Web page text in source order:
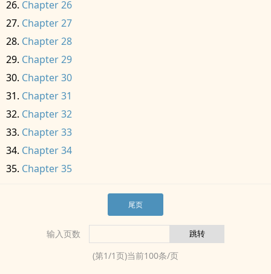
Chapter 26
Chapter 27
Chapter 28
Chapter 29
Chapter 30
Chapter 31
Chapter 32
Chapter 33
Chapter 34
Chapter 35
尾页
输入页数
(第1/1页)当前100条/页